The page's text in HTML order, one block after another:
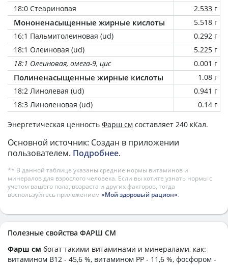
18:0 Стеариновая
2.533 г
Мононенасыщенные жирные кислоты
5.518 г
16:1 Пальмитолеиновая (ud)
0.292 г
18:1 Олеиновая (ud)
5.225 г
18:1 Олеиновая, омега-9, цис
0.001 г
Полиненасыщенные жирные кислоты
1.08 г
18:2 Линолевая (ud)
0.941 г
18:3 Линоленовая (ud)
0.14 г
Энергетическая ценность Фарш см составляет 240 кКал.
Основной источник: Создан в приложении
пользователем. Подробнее.
** В данной таблице указаны средние нормы витаминов и
минералов для взрослого человека. Если вы хотите узнать нормы с
учетом вашего пола, возраста и других факторов, тогда
воспользуйтесь приложением «Мой здоровый рацион».
Полезные свойства ФАРШ СМ
Фарш см богат такими витаминами и минералами, как:
витамином B12 - 45,6 %, витамином PP - 11,6 %, фосфором -